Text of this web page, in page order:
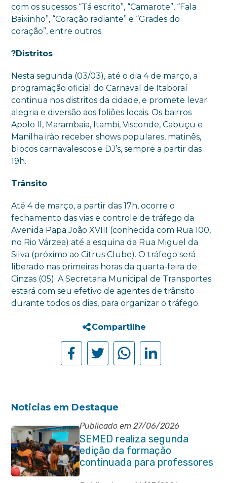
com os sucessos “Tá escrito”, “Camarote”, “Fala
Baixinho”, “Coração radiante” e “Grades do
coração”, entre outros.
?Distritos
Nesta segunda (03/03), até o dia 4 de março, a
programação oficial do Carnaval de Itaboraí
continua nos distritos da cidade, e promete levar
alegria e diversão aos foliões locais. Os bairros
Apolo II, Marambaia, Itambi, Visconde, Cabuçu e
Manilha irão receber shows populares, matinês,
blocos carnavalescos e DJ’s, sempre a partir das
19h.
Trânsito
Até 4 de março, a partir das 17h, ocorre o
fechamento das vias e controle de tráfego da
Avenida Papa João XVIII (conhecida com Rua 100,
no Rio Várzea) até a esquina da Rua Miguel da
Silva (próximo ao Citrus Clube). O tráfego será
liberado nas primeiras horas da quarta-feira de
Cinzas (05). A Secretaria Municipal de Transportes
estará com seu efetivo de agentes de trânsito
durante todos os dias, para organizar o tráfego.
Compartilhe
Noticias em Destaque
Publicado em 27/06/2026
SEMED realiza segunda
edição da formação
continuada para professores
e coordenadores